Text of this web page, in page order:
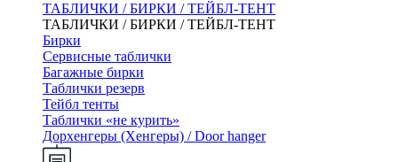
ТАБЛИЧКИ / БИРКИ / ТЕЙБЛ-ТЕНТ
ТАБЛИЧКИ / БИРКИ / ТЕЙБЛ-ТЕНТ
Бирки
Сервисные таблички
Багажные бирки
Таблички резерв
Тейбл тенты
Таблички «не курить»
Дорхенгеры (Хенгеры) / Door hanger